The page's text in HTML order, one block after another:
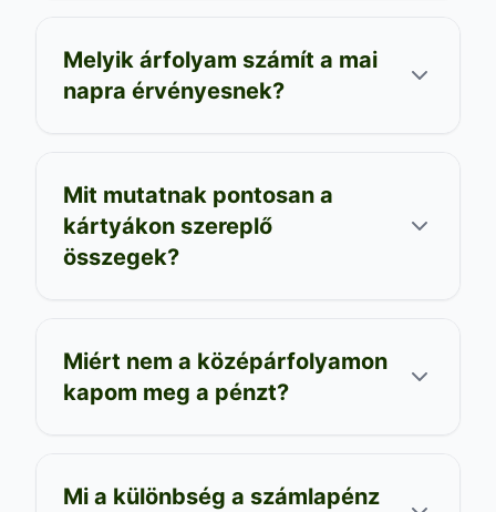
Melyik árfolyam számít a mai
napra érvényesnek?
Mit mutatnak pontosan a
kártyákon szereplő
összegek?
Miért nem a középárfolyamon
kapom meg a pénzt?
Mi a különbség a számlapénz